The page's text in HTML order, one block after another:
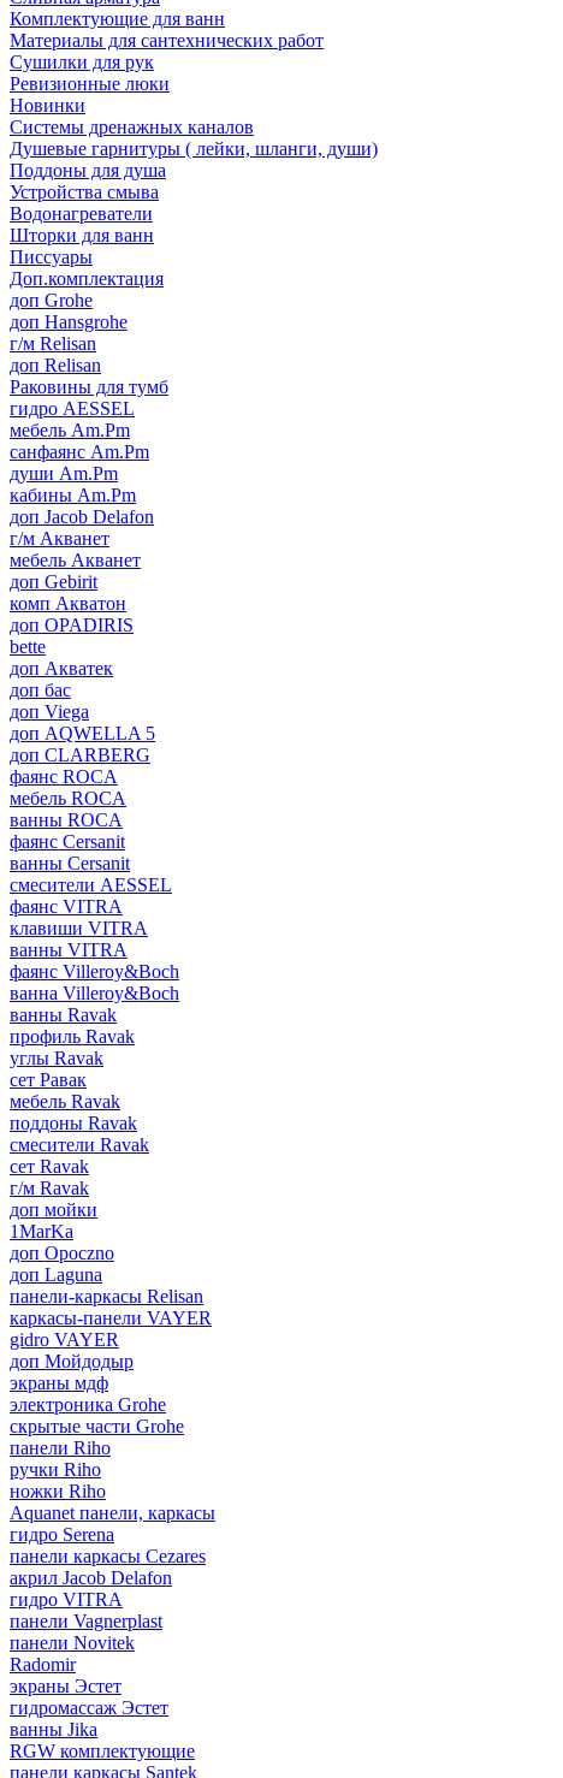
Комплектующие для ванн
Материалы для сантехнических работ
Сушилки для рук
Ревизионные люки
Новинки
Системы дренажных каналов
Душевые гарнитуры ( лейки, шланги, души)
Поддоны для душа
Устройства смыва
Водонагреватели
Шторки для ванн
Писсуары
Доп.комплектация
доп Grohe
доп Hansgrohe
г/м Relisan
доп Relisan
Раковины для тумб
гидро AESSEL
мебель Am.Pm
санфаянс Am.Pm
души Am.Pm
кабины Am.Pm
доп Jacob Delafon
г/м Акванет
мебель Акванет
доп Gebirit
комп Акватон
доп OPADIRIS
bette
доп Акватек
доп бас
доп Viega
доп AQWELLA 5
доп CLARBERG
фаянс ROCA
мебель ROCA
ванны ROCA
фаянс Cersanit
ванны Cersanit
смесители AESSEL
фаянс VITRA
клавиши VITRA
ванны VITRA
фаянс Villeroy&Boch
ванна Villeroy&Boch
ванны Ravak
профиль Ravak
углы Ravak
сет Равак
мебель Ravak
поддоны Ravak
смесители Ravak
сет Ravak
г/м Ravak
доп мойки
1MarKa
доп Opoczno
доп Laguna
панели-каркасы Relisan
каркасы-панели VAYER
gidro VAYER
доп Мойдодыр
экраны мдф
электроника Grohe
скрытые части Grohe
панели Riho
ручки Riho
ножки Riho
Aquanet панели, каркасы
гидро Serena
панели каркасы Cezares
акрил Jacob Delafon
гидро VITRA
панели Vagnerplast
панели Novitek
Radomir
экраны Эстет
гидромассаж Эстет
ванны Jika
RGW комплектующие
панели каркасы Santek